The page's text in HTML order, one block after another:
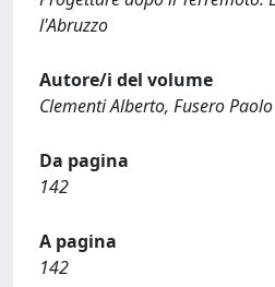
l'Abruzzo
Autore/i del volume
Clementi Alberto, Fusero Paolo
Da pagina
142
A pagina
142